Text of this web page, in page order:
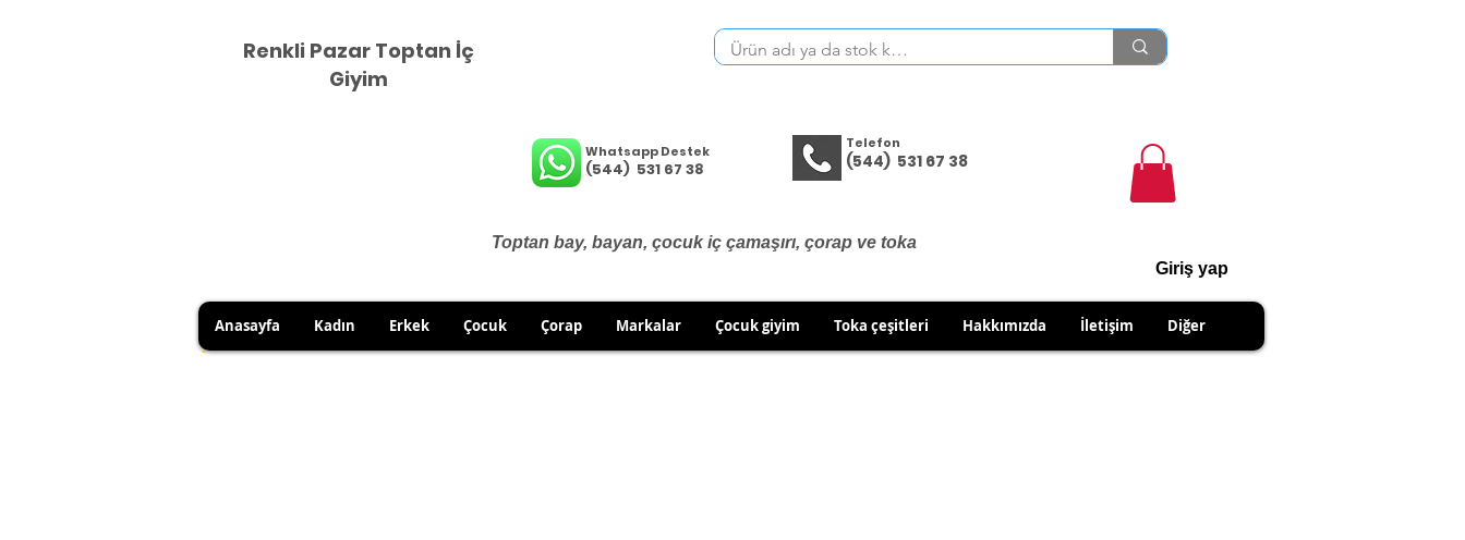
Renkli Pazar Toptan İç
Giyim
Whatsapp Destek
(544) 531 67 38
Telefon
(544) 531 67 38
Toptan bay, bayan, çocuk iç çamaşırı, çorap ve toka
Giriş yap
Anasayfa Kadın Erkek Çocuk Çorap Markalar Çocuk giyim Toka çeşitleri Hakkımızda İletişim Diğer